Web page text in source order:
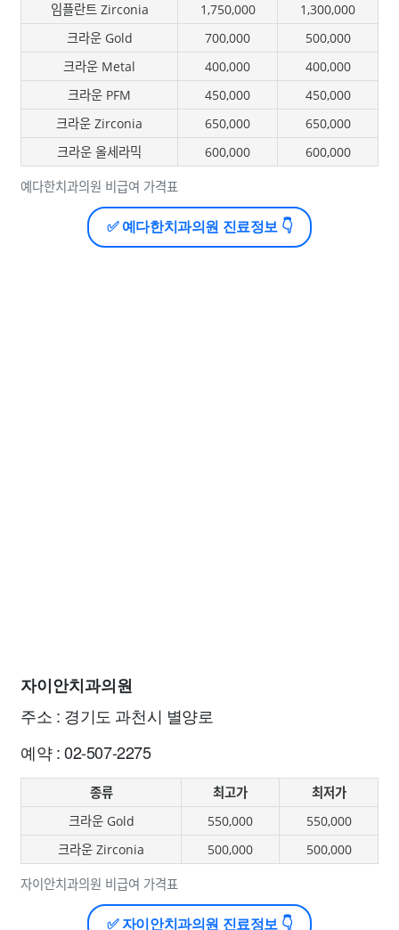
예다한치과의원 비급여 가격표
임플란트 Zirconia
1,750,000
1,300,000
크라운 Gold
700,000
500,000
크라운 Metal
400,000
400,000
크라운 PFM
450,000
450,000
크라운 Zirconia
650,000
650,000
크라운 올세라믹
600,000 600,000
✅ 예다한치과의원 진료정보 👇
자이안치과의원
주소 : 경기도 과천시 별양로
예약 : 02-507-2275
자이안치과의원 비급여 가격표
종류 최고가
최저가
크라운 Gold
550,000
550,000
크라운 Zirconia
500,000 500,000
✅ 자이안치과의원 진료정보 👇